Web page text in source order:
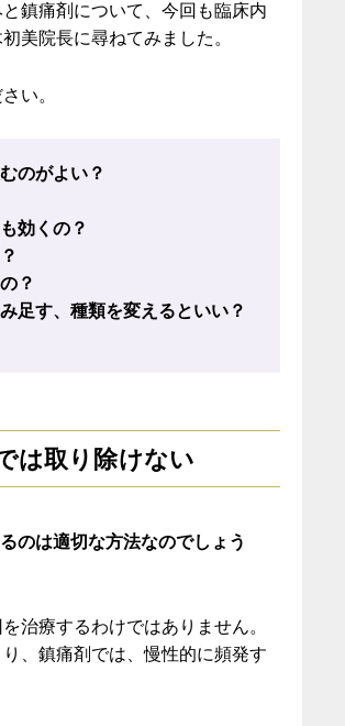
鎮痛剤について、今回も臨床内
美院長に尋ねてみました。
い。
のがよい？
効くの？
？
足す、種類を変えるといい？
は取り除けない
のは適切な方法なのでしょう
治療するわけではありません。
、鎮痛剤では、慢性的に頻発す